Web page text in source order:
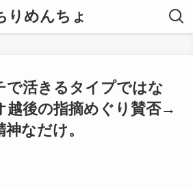
りめんちょ
で活きるタイプではな
後の指摘めぐり賛否→
なだけ。